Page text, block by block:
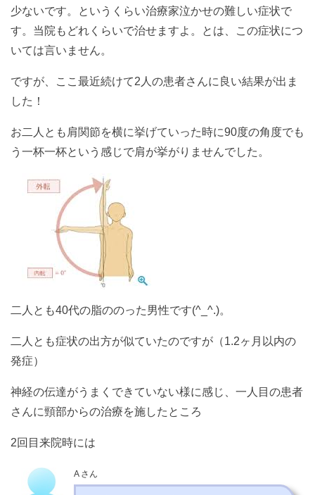
少ないです。というくらい治療家泣かせの難しい症状で
す。当院もどれくらいで治せますよ。とは、この症状につ
いては言いません。
ですが、ここ最近続けて2人の患者さんに良い結果が出ま
した！
お二人とも肩関節を横に挙げていった時に90度の角度でも
う一杯一杯という感じで肩が挙がりませんでした。
二人とも40代の脂ののった男性です(^_^.)。
二人とも症状の出方が似ていたのですが（1.2ヶ月以内の
発症）
神経の伝達がうまくできていない様に感じ、一人目の患者
さんに頸部からの治療を施したところ
2回目来院時には
A さん